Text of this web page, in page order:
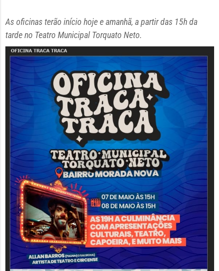
As oficinas terão início hoje e amanhã, a partir das 15h da
tarde no Teatro Municipal Torquato Neto.